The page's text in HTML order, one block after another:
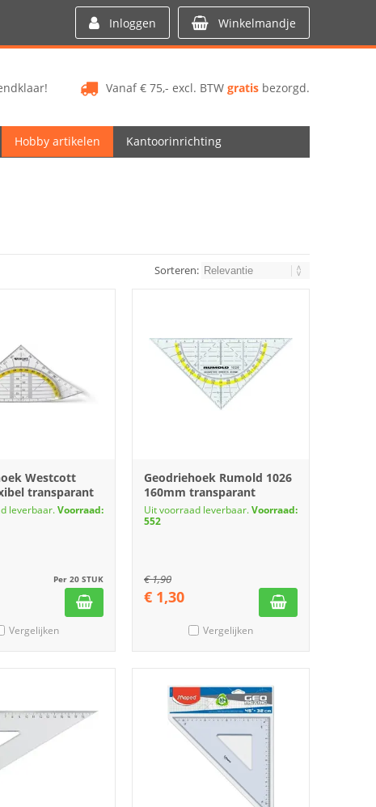
Inloggen Winkelmandje
Vanaf € 75,- excl. BTW gratis bezorgd.
Hobby artikelen Kantoorinrichting
Sorteren:
Westcott
transparant
leverbaar.Voorraad:
Per 20 STUK
Vergelijken
Geodriehoek Rumold 1026
160mm transparant
Uit voorraad leverbaar.Voorraad:
552
€1,90
€ 1,30
Vergelijken